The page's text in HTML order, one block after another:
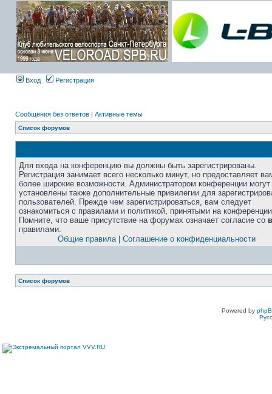
Вход Регистрация
Сообщения без ответов | Активные темы
Список форумов
Для входа на конференцию вы должны быть зарегистрированы.
Регистрация занимает всего несколько минут, но предоставляет
более широкие возможности. Администратором конференции
установлены также дополнительные привилегии для
пользователей. Прежде чем зарегистрироваться, вам следует
ознакомиться с правилами и политикой, принятыми на
Помните, что ваше присутствие на форумах означает согласие со
правилами.
Общие правила| Соглашение о конфиденциальности
Список форумов
Powered by